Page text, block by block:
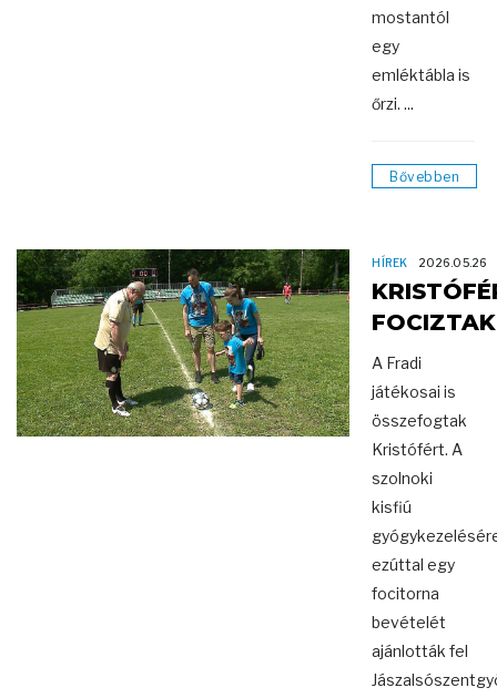
mostantól
egy
emléktábla is
őrzi. ...
Bővebben
HÍREK 2026.05.26
FOCIZTAK
A Fradi
játékosai is
összefogtak
Kristófért. A
szolnoki
kisfiú
ezúttal egy
focitorna
bevételét
ajánlották fel